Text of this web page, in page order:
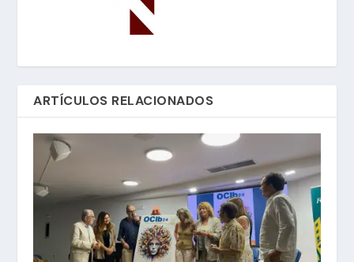
ARTÍCULOS RELACIONADOS